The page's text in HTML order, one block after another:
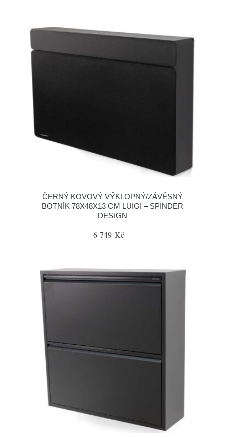
ČERNÝ KOVOVÝ VÝKLOPNÝ/ZÁVĚSNÝ
BOTNÍK 78X48X13 CM LUIGI – SPINDER
DESIGN
6 749 Kč